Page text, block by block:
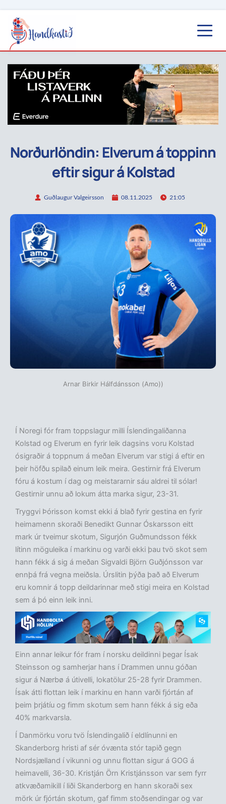
Norðurlöndin: Elverum á toppinn
eftir sigur á Kolstad
Guðlaugur Valgeirsson 08.11.2025 21:05
Arnar Birkir Hálfdánsson (Amo))
Í Noregi fór fram toppslagur milli Íslendingaliðanna
Kolstad og Elverum en fyrir leik dagsins voru Kolstad
ósigraðir á toppnum á meðan Elverum var stigi á eftir en
þeir höfðu spilað einum leik meira. Gestirnir frá Elverum
fóru á kostum í dag og meistararnir sáu aldrei til sólar!
Gestirnir unnu að lokum átta marka sigur, 23-31.
Tryggvi Þórisson komst ekki á blað fyrir gestina en fyrir
heimamenn skoraði Benedikt Gunnar Óskarsson eitt
mark úr tveimur skotum, Sigurjón Guðmundsson fékk
lítinn möguleika í markinu og varði ekki þau tvö skot sem
hann fékk á sig á meðan Sigvaldi Björn Guðjónsson var
ennþá frá vegna meiðsla. Úrslitin þýða það að Elverum
eru komnir á topp deildarinnar með stigi meira en Kolstad
sem á þó einn leik inni.
Einn annar leikur fór fram í norsku deildinni þegar Ísak
Steinsson og samherjar hans í Drammen unnu góðan
sigur á Nærbø á útivelli, lokatölur 25-28 fyrir Drammen.
Ísak átti flottan leik í markinu en hann varði fjórtán af
þeim þrjátíu og fimm skotum sem hann fékk á sig eða
40% markvarsla.
Í Danmörku voru tvö Íslendingalið í eldlínunni en
Skanderborg hristi af sér óvænta stór tapið gegn
Nordsjælland í vikunni og unnu flottan sigur á GOG á
heimavelli, 36-30. Kristján Örn Kristjánsson var sem fyrr
atkvæðamikill í liði Skanderborg en hann skoraði sex
mörk úr fjórtán skotum, gaf fimm stoðsendingar og var